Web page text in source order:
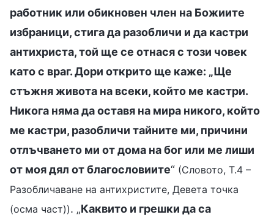
работник или обикновен член на Божиите
избраници, стига да разобличи и да кастри
антихриста, той ще се отнася с този човек
като с враг. Дори открито ще каже: „Ще
стъжня живота на всеки, който ме кастри.
Никога няма да оставя на мира никого, който
ме кастри, разобличи тайните ми, причини
отлъчването ми от дома на бог или ме лиши
от моя дял от благословиите“ (Словото, Т.4 –
Разобличаване на антихристите, Девета точка
(осма част)). „Каквито и грешки да са